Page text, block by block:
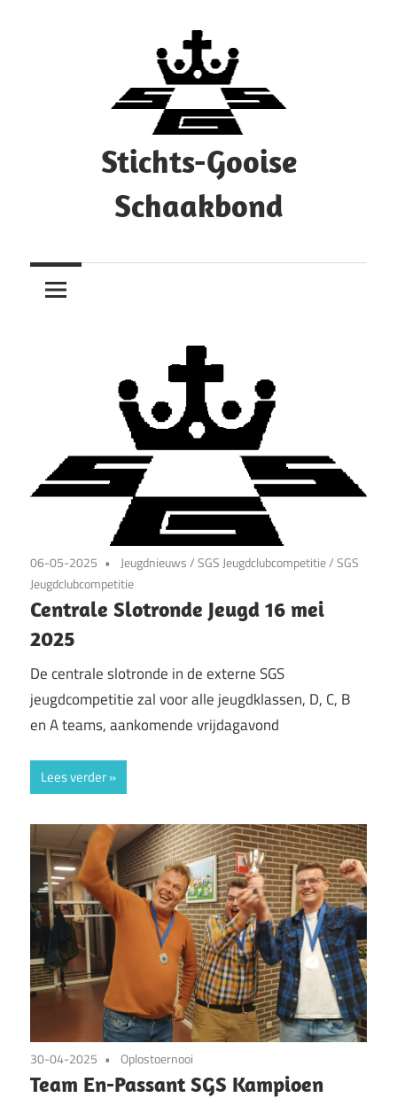
Stichts-Gooise
Schaakbond
06-05-2025 Jeugdnieuws/SGS Jeugdclubcompetitie/SGS
Jeugdclubcompetitie
Centrale Slotronde Jeugd 16 mei
2025
De centrale slotronde in de externe SGS
jeugdcompetitie zal voor alle jeugdklassen, D, C, B
en A teams, aankomende vrijdagavond
Lees verder
30-04-2025 Oplostoernooi
Team En-Passant SGS Kampioen